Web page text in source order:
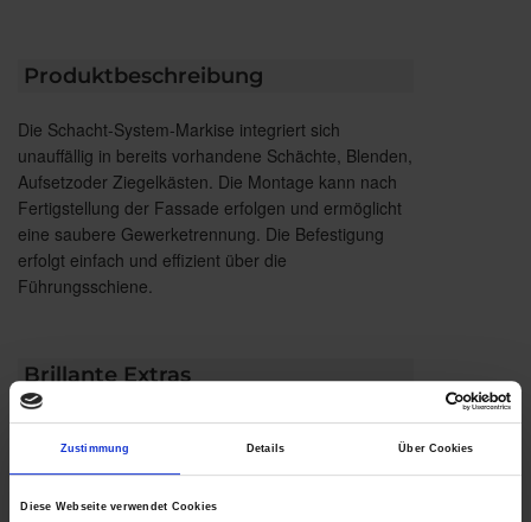
Zustimmung Details Über Cookies
Diese Webseite verwendet Cookies
Produktbeschreibung
Die Schacht-System-Markise integriert sich
unauffällig in bereits vorhandene Schächte, Blenden,
Aufsetzoder Ziegelkästen. Die Montage kann nach
Fertigstellung der Fassade erfolgen und ermöglicht
eine saubere Gewerketrennung. Die Befestigung
erfolgt einfach und effizient über die
Führungsschiene.
Brillante Extras
Geländersystem VisioNeo Sun
Ausstattungsextras Fenster-Markisen